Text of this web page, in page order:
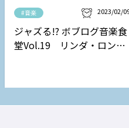
#音楽 2023/02/
ジャズる!? ボブログ音楽食
堂Vol.19 リンダ・ロンシ